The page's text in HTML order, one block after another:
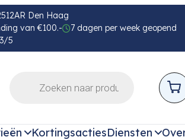
Den Haag
van €100.-
7 dagen per week geopend
5
KortingsactiesDiensten